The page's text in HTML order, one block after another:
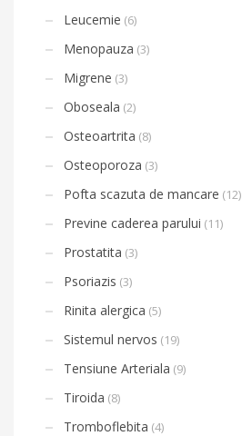
Leucemie (6)
Menopauza (3)
Migrene (3)
Oboseala (2)
Osteoartrita (8)
Osteoporoza (3)
Pofta scazuta de mancare (12)
Previne caderea parului (11)
Prostatita (3)
Psoriazis (3)
Rinita alergica (5)
Sistemul nervos (19)
Tensiune Arteriala (9)
Tiroida (8)
Tromboflebita (4)